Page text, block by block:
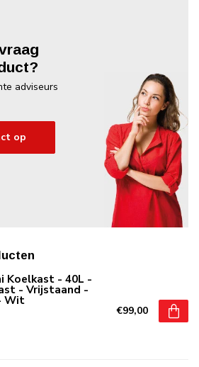
adviseurs
op
Koelkast - 40L -
- Vrijstaand -
Wit
€99,00